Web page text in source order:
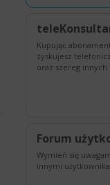
Kupując
zyskujesz
oraz szereg innych
Forum
Wymień się
innymi